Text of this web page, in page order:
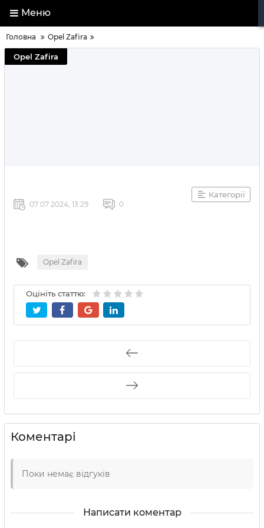
Меню
Головна Opel Zafira
Opel Zafira
Категорії
07 07 2024, 13:29 0
Opel Zafira
Оцініть статтю:
Коментарі
Поки немає відгуків
Написати коментар